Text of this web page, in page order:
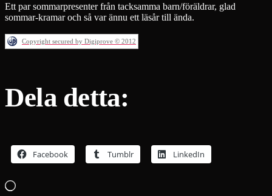
Ett par sommarpresenter från tacksamma barn/föräldrar, glad
sommar-kramar och så var ännu ett läsår till ända.
Copyright secured by Digiprove © 2012
Dela detta:
Facebook Tumblr LinkedIn
Laddar